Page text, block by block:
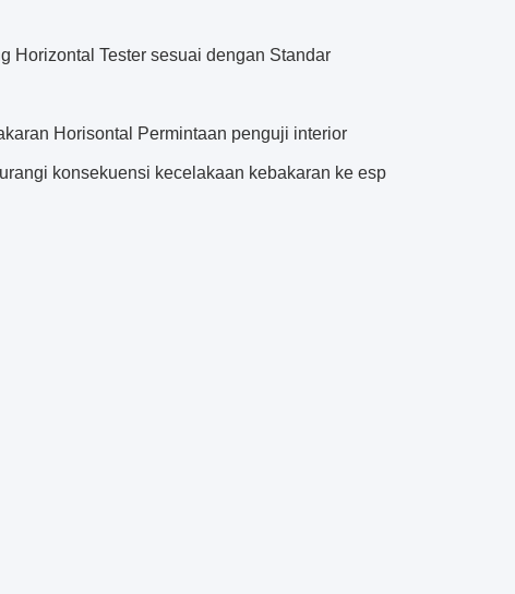
Horizontal Tester sesuai dengan Standar
Horisontal Permintaan penguji interior
konsekuensi kecelakaan kebakaran ke esp